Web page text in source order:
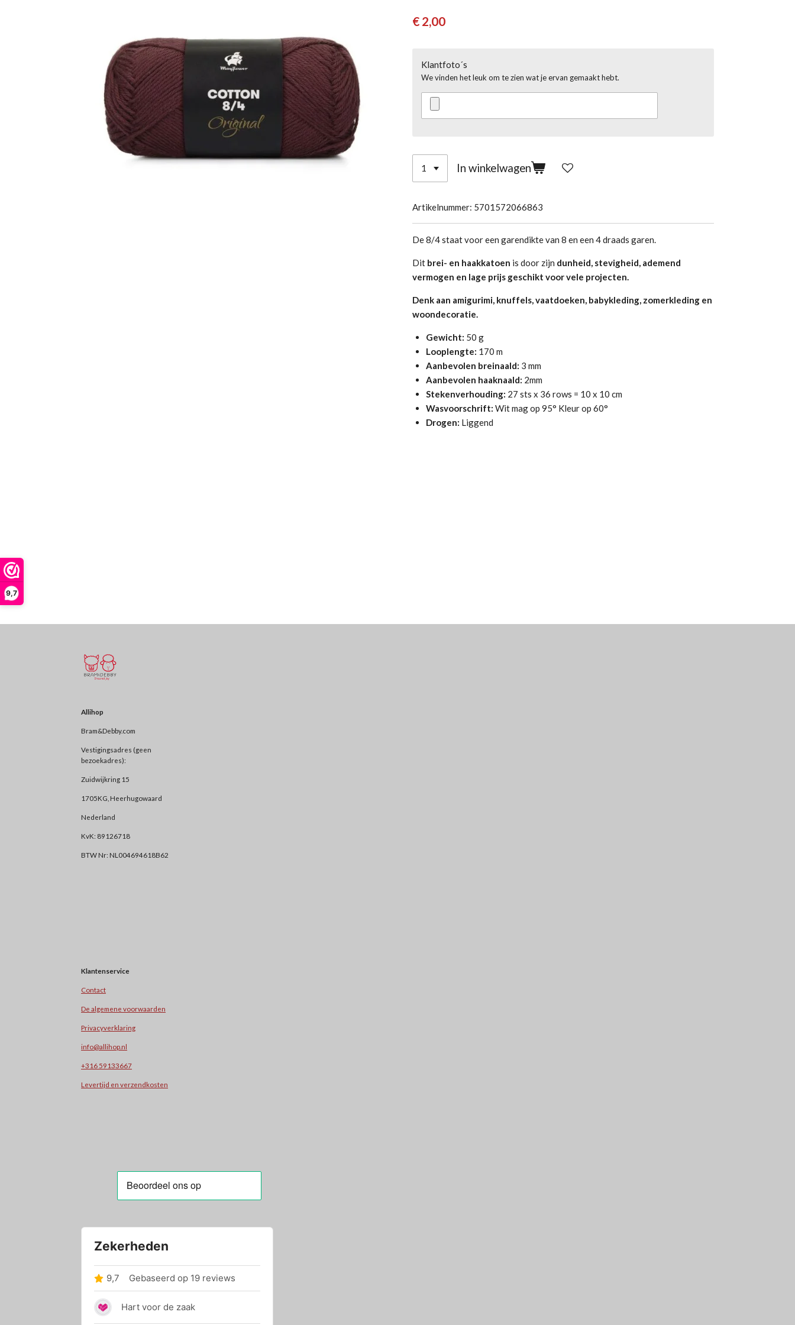
9,7
€ 2,00
Klantfoto´s
We vinden het leuk om te zien wat je ervan gemaakt hebt.
In winkelwagen
Artikelnummer: 5701572066863
De 8/4 staat voor een garendikte van 8 en een 4 draads garen.
Dit brei- en haakkatoen is door zijn dunheid, stevigheid, ademend
vermogen en lage prijs geschikt voor vele projecten.
Denk aan amigurimi, knuffels, vaatdoeken, babykleding, zomerkleding en
woondecoratie.
Gewicht: 50 g
Looplengte: 170 m
Aanbevolen breinaald: 3 mm
Aanbevolen haaknaald: 2mm
Stekenverhouding: 27 sts x 36 rows = 10 x 10 cm
Wasvoorschrift: Wit mag op 95° Kleur op 60°
Drogen: Liggend
Allihop
Bram&Debby.com
Vestigingsadres (geen
bezoekadres):
Zuidwijkring 15
1705KG, Heerhugowaard
Nederland
KvK: 89126718
BTW Nr: NL004694618B62
Klantenservice
Contact
De algemene voorwaarden
Privacyverklaring
info@allihop.nl
+31 6 59133667
Levertijd en verzendkosten